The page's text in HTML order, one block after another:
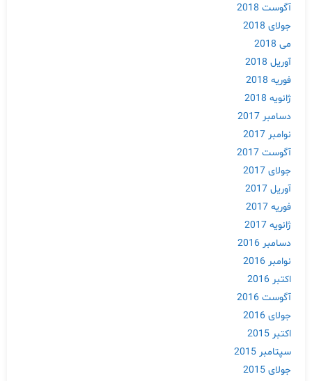
آگوست 2018
جولای 2018
می 2018
آوریل 2018
فوریه 2018
ژانویه 2018
دسامبر 2017
نوامبر 2017
آگوست 2017
جولای 2017
آوریل 2017
فوریه 2017
ژانویه 2017
دسامبر 2016
نوامبر 2016
اکتبر 2016
آگوست 2016
جولای 2016
اکتبر 2015
سپتامبر 2015
جولای 2015